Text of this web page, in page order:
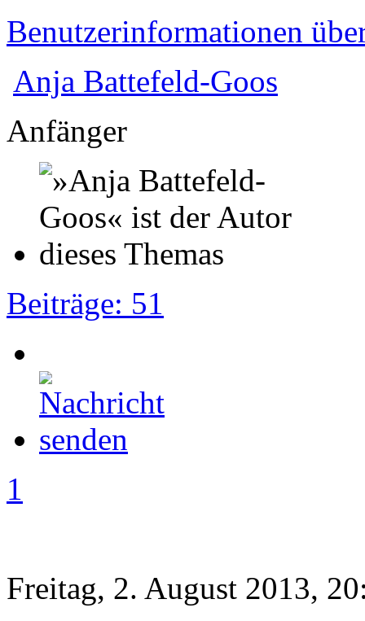
Benutzerinformationen
Anja Battefeld-Goos
Anfänger
Beiträge: 51
1
Freitag, 2. August 2013,